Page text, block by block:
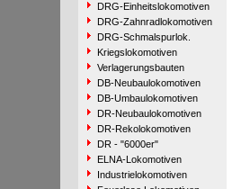
DRG-Einheitslokomotiven
DRG-Zahnradlokomotiven
DRG-Schmalspurlok.
Kriegslokomotiven
Verlagerungsbauten
DB-Neubaulokomotiven
DB-Umbaulokomotiven
DR-Neubaulokomotiven
DR-Rekolokomotiven
DR - "6000er"
ELNA-Lokomotiven
Industrielokomotiven